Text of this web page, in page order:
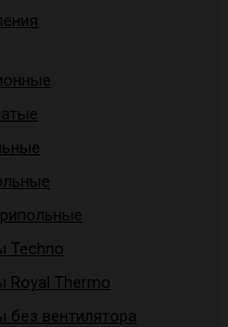
Techno
Royal Thermo
без вентилятора